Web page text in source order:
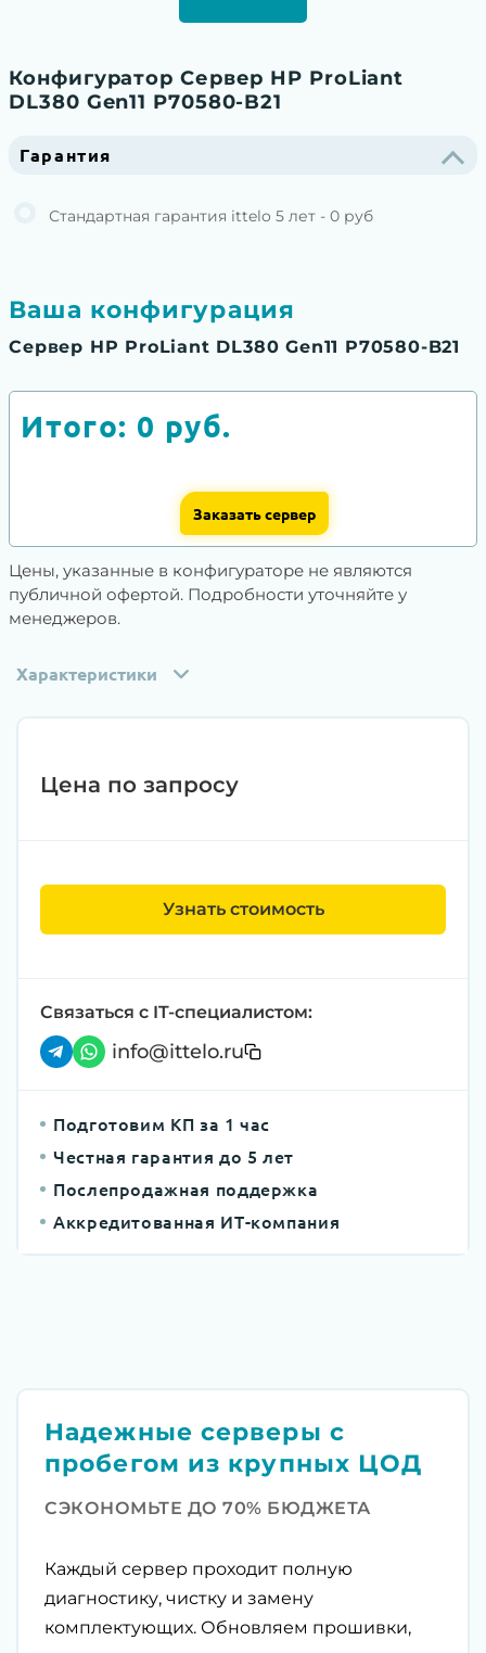
Конфигуратор Сервер HP ProLiant
DL380 Gen11 P70580-B21
Гарантия
Стандартная гарантия ittelo 5 лет - 0 руб
Ваша конфигурация
Сервер HP ProLiant DL380 Gen11 P70580-B21
Итого: 0 руб.
Заказать сервер
Цены, указанные в конфигураторе не являются
публичной офертой. Подробности уточняйте у
менеджеров.
Характеристики
Цена по запросу
Узнать стоимость
Связаться с IT-специалистом:
info@ittelo.ru
Подготовим КП за 1 час
Честная гарантия до 5 лет
Послепродажная поддержка
Аккредитованная ИТ-компания
Надежные серверы с
пробегом из крупных ЦОД
СЭКОНОМЬТЕ ДО 70% БЮДЖЕТА
Каждый сервер проходит полную
диагностику, чистку и замену
комплектующих. Обновляем прошивки,